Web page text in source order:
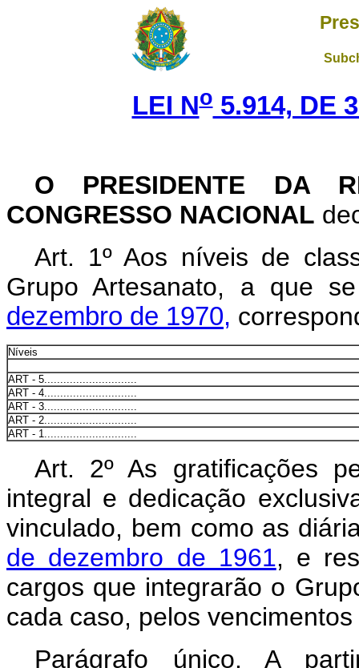
LEI No5.914, DE
O PRESIDENTE DA
CONGRESSO NACIONAL
Art. 1º Aos níveis de
Grupo Artesanato, a que
dezembro de 1970,
Níveis
ART - 5.............................
ART - 4.............................
ART - 3.............................
ART - 2.............................
ART - 1.............................
Art. 2º As gratificações
integral e dedicação
vinculado, bem como as
de dezembro de 1961, e
cargos que integrarão o
cada caso, pelos
Parágrafo único. A